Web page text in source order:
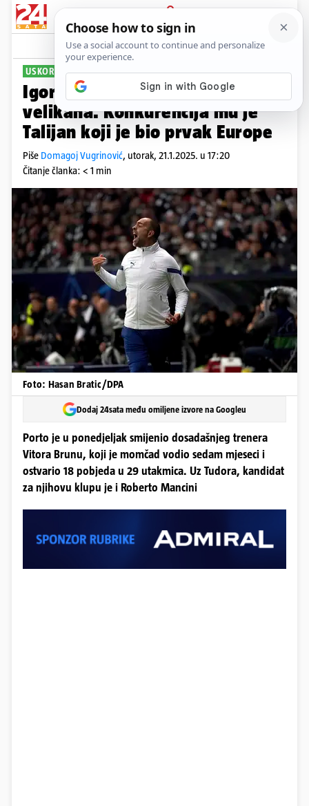
PRIJAVA
Sport Komentari
USKORO PADA ODLUKA
Igor Tudor kandidat za klupu
velikana. Konkurencija mu je
Talijan koji je bio prvak Europe
Piše Domagoj Vugrinović, utorak, 21.1.2025. u 17:20
Čitanje članka: < 1 min
Foto: Hasan Bratic/DPA
Dodaj 24sata među omiljene izvore na Googleu
Porto je u ponedjeljak smijenio dosadašnjeg trenera
Vitora Brunu, koji je momčad vodio sedam mjeseci i
ostvario 18 pobjeda u 29 utakmica. Uz Tudora, kandidat
za njihovu klupu je i Roberto Mancini